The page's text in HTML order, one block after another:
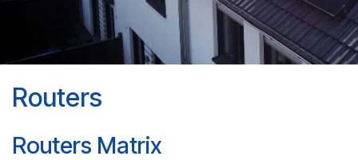
Routers
Routers Matrix